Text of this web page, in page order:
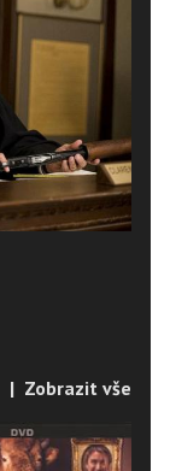
| Zobrazit vše